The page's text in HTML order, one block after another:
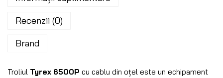
Recenzii (0)
Brand
Troliul Tyrex 6500P cu cablu din oțel este un echipament